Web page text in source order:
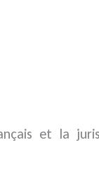
et la